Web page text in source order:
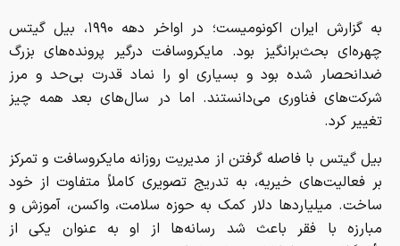
به گزارش ایران اکونومیست؛ در اواخر دهه ۱۹۹۰، بیل گیتس
چهره‌ای بحث‌برانگیز بود. مایکروسافت درگیر پرونده‌های بزرگ
ضدانحصار شده بود و بسیاری او را نماد قدرت بی‌حد و مرز
شرکت‌های فناوری می‌دانستند. اما در سال‌های بعد همه چیز
تغییر کرد.
بیل گیتس با فاصله گرفتن از مدیریت روزانه مایکروسافت و تمرکز
بر فعالیت‌های خیریه، به تدریج تصویری کاملاً متفاوت از خود
ساخت. میلیاردها دلار کمک به حوزه سلامت، واکسن، آموزش و
مبارزه با فقر باعث شد رسانه‌ها از او به عنوان یکی از